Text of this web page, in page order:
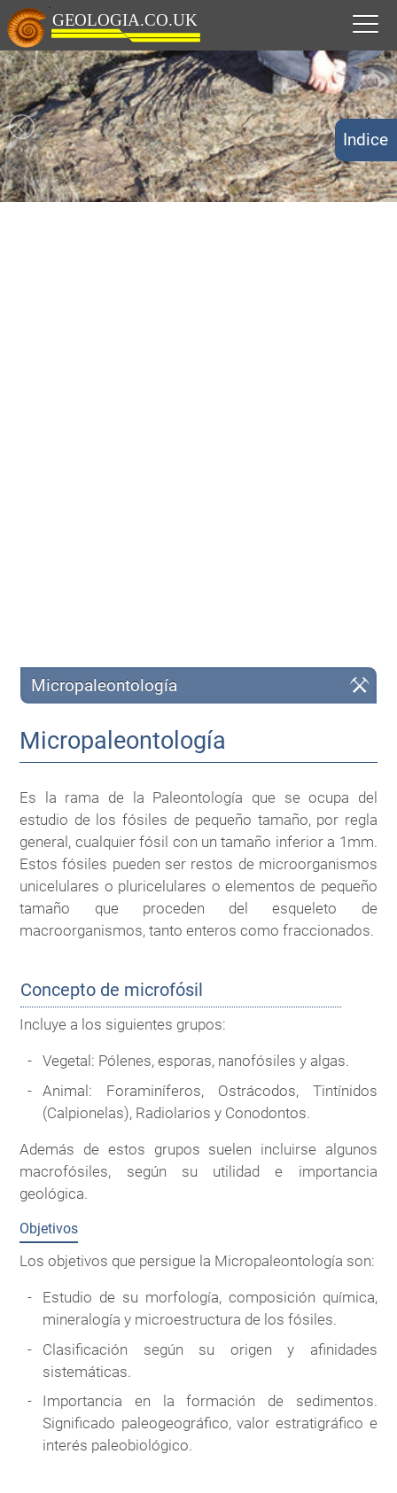
Micropaleontología
Micropaleontología
Es la rama de la Paleontología que se ocupa del
estudio de los fósiles de pequeño tamaño, por regla
general, cualquier fósil con un tamaño inferior a 1mm.
Estos fósiles pueden ser restos de microorganismos
unicelulares o pluricelulares o elementos de pequeño
tamaño que proceden del esqueleto de
macroorganismos, tanto enteros como fraccionados.
Concepto de microfósil
Incluye a los siguientes grupos:
Vegetal: Pólenes, esporas, nanofósiles y algas.
Animal: Foraminíferos, Ostrácodos, Tintínidos
(Calpionelas), Radiolarios y Conodontos.
Además de estos grupos suelen incluirse algunos
macrofósiles, según su utilidad e importancia
geológica.
Objetivos
Los objetivos que persigue la Micropaleontología son:
Estudio de su morfología, composición química,
mineralogía y microestructura de los fósiles.
Clasificación según su origen y afinidades
sistemáticas.
Importancia en la formación de sedimentos.
Significado paleogeográfico, valor estratigráfico e
interés paleobiológico.
Indice